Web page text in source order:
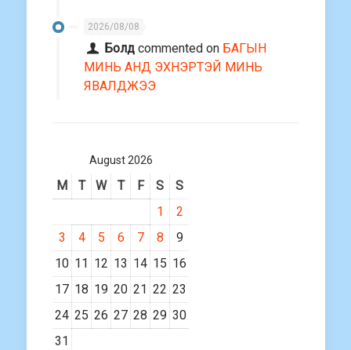
2026/08/08
Болд commented on БАГЫН
МИНЬ АНД ЭХНЭРТЭЙ МИНЬ
ЯВАЛДЖЭЭ
August 2026
M T W T F S
S
1
2
3
4 5 6 7 8
9
10 11 12 13 14 15 16
17 18 19 20 21 22 23
24 25 26 27 28 29 30
31